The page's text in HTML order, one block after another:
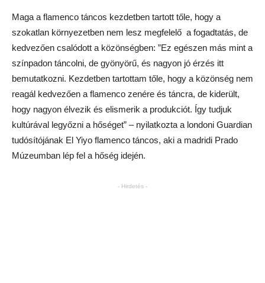
Maga a flamenco táncos kezdetben tartott tőle, hogy a
szokatlan környezetben nem lesz megfelelő a fogadtatás, de
kedvezően csalódott a közönségben: ”Ez egészen más mint a
színpadon táncolni, de gyönyörű, és nagyon jó érzés itt
bemutatkozni. Kezdetben tartottam tőle, hogy a közönség nem
reagál kedvezően a flamenco zenére és táncra, de kiderült,
hogy nagyon élvezik és elismerik a produkciót. Így tudjuk
kultúrával legyőzni a hőséget” – nyilatkozta a londoni Guardian
tudósítójának El Yiyo flamenco táncos, aki a madridi Prado
Múzeumban lép fel a hőség idején.
- Hirdetés -